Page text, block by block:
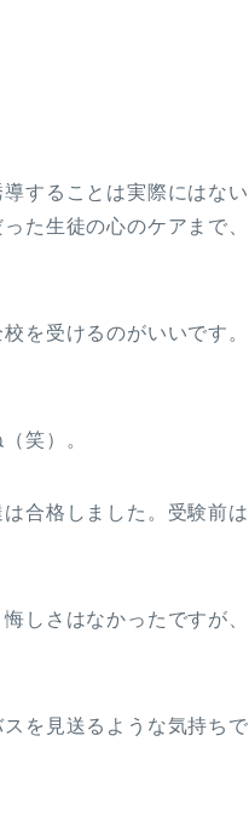
することは実際にはない
た生徒の心のケアまで、
を受けるのがいいです。
笑）。
合格しました。受験前は
しさはなかったですが、
を見送るような気持ちで